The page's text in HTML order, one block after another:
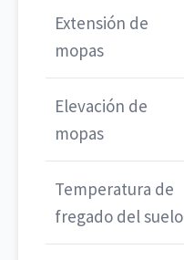
Extensión de
mopas
Elevación de
mopas
Temperatura de
fregado del suelo